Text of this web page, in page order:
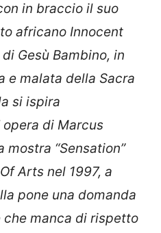
in braccio il suo
africano Innocent
Gesù Bambino, in
e malata della Sacra
si ispira
opera di Marcus
“Sensation”
Arts nel 1997, a
pone una domanda
manca di rispetto